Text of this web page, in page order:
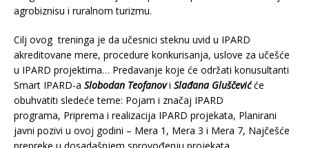
agrobiznisu i ruralnom turizmu.
Cilj ovog treninga je da učesnici steknu uvid u IPARD
akreditovane mere, procedure konkurisanja, uslove za učešće
u IPARD projektima… Predavanje koje će održati konusultanti
Smart IPARD-a Slobodan Teofanovi Slađana Gluščevićće
obuhvatiti sledeće teme: Pojam i značaj IPARD
programa, Priprema i realizacija IPARD projekata, Planirani
javni pozivi u ovoj godini – Mera 1, Mera 3 i Mera 7, Najčešće